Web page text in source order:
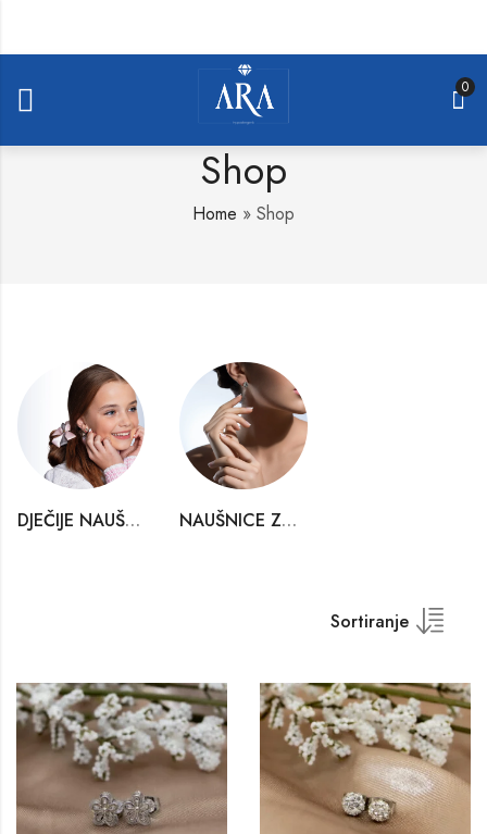
0
Shop
Home » Shop
DJEČIJE NAUŠNICE NAUŠNICE ZA ŽENE
Sortiranje